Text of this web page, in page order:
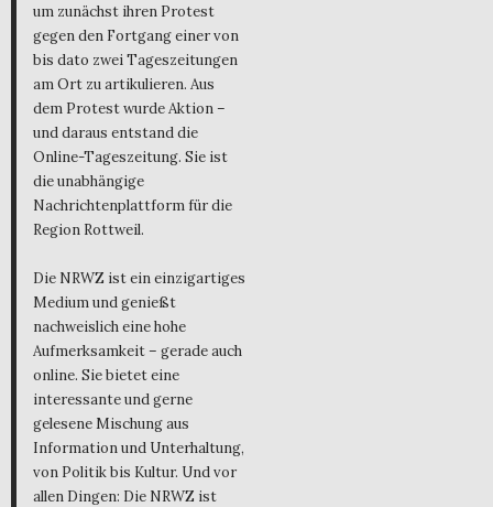
um zunächst ihren Protest
gegen den Fortgang einer von
bis dato zwei Tageszeitungen
am Ort zu artikulieren. Aus
dem Protest wurde Aktion –
und daraus entstand die
Online-Tageszeitung. Sie ist
die unabhängige
Nachrichtenplattform für die
Region Rottweil.
Die NRWZ ist ein einzigartiges
Medium und genießt
nachweislich eine hohe
Aufmerksamkeit – gerade auch
online. Sie bietet eine
interessante und gerne
gelesene Mischung aus
Information und Unterhaltung,
von Politik bis Kultur. Und vor
allen Dingen: Die NRWZ ist